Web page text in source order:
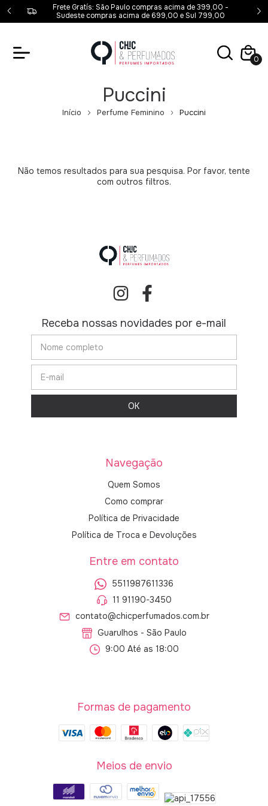
-
Frete Gratís: São Paulo compras acima de 399,00 -
Sudeste compras acima de 699,00 e Sul 799,00
0
Puccini
Início Perfume Feminino Puccini
Não temos resultados para sua pesquisa. Por favor, tente
com outros filtros.
Receba nossas novidades por e-mail
Navegação
Quem Somos
Como comprar
Política de Privacidade
Política de Troca e Devoluções
Entre em contato
5511987611336
11 91190-3450
contato@chicperfumados.com.br
Guarulhos - São Paulo
9:00 Até as 18:00
Formas de pagamento
Meios de envio